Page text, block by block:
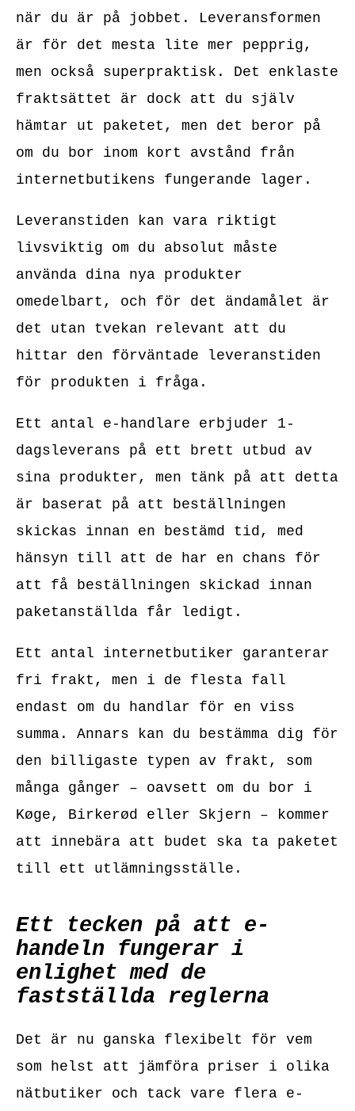
när du är på jobbet. Leveransformen
är för det mesta lite mer pepprig,
men också superpraktisk. Det enklaste
fraktsättet är dock att du själv
hämtar ut paketet, men det beror på
om du bor inom kort avstånd från
internetbutikens fungerande lager.
Leveranstiden kan vara riktigt
livsviktig om du absolut måste
använda dina nya produkter
omedelbart, och för det ändamålet är
det utan tvekan relevant att du
hittar den förväntade leveranstiden
för produkten i fråga.
Ett antal e-handlare erbjuder 1-
dagsleverans på ett brett utbud av
sina produkter, men tänk på att detta
är baserat på att beställningen
skickas innan en bestämd tid, med
hänsyn till att de har en chans för
att få beställningen skickad innan
paketanställda får ledigt.
Ett antal internetbutiker garanterar
fri frakt, men i de flesta fall
endast om du handlar för en viss
summa. Annars kan du bestämma dig för
den billigaste typen av frakt, som
många gånger – oavsett om du bor i
Køge, Birkerød eller Skjern – kommer
att innebära att budet ska ta paketet
till ett utlämningsställe.
Ett tecken på att e-
handeln fungerar i
enlighet med de
fastställda reglerna
Det är nu ganska flexibelt för vem
som helst att jämföra priser i olika
nätbutiker och tack vare flera e-